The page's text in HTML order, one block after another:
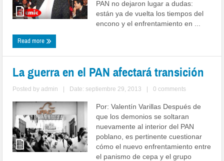
PAN no dejaron lugar a dudas:
están ya de vuelta los tiempos del
encono y el enfrentamiento en ...
Read more
La guerra en el PAN afectará transición
Posted byadmin Date: septiembre 29, 2013 0 comments
Por: Valentín Varillas Después de
que los demonios se soltaran
nuevamente al interior del PAN
poblano, es pertinente cuestionar
cómo el nuevo enfrentamiento entre
el panismo de cepa y el grupo